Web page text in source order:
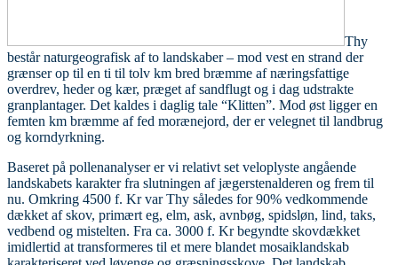
Thy
består naturgeografisk af to landskaber – mod vest en strand der
grænser op til en ti til tolv km bred bræmme af næringsfattige
overdrev, heder og kær, præget af sandflugt og i dag udstrakte
granplantager. Det kaldes i daglig tale “Klitten”. Mod øst ligger en
femten km bræmme af fed morænejord, der er velegnet til landbrug
og korndyrkning.
Baseret på pollenanalyser er vi relativt set veloplyste angående
landskabets karakter fra slutningen af jægerstenalderen og frem til
nu. Omkring 4500 f. Kr var Thy således for 90% vedkommende
dækket af skov, primært eg, elm, ask, avnbøg, spidsløn, lind, taks,
vedbend og mistelten. Fra ca. 3000 f. Kr begyndte skovdækket
imidlertid at transformeres til et mere blandet mosaiklandskab